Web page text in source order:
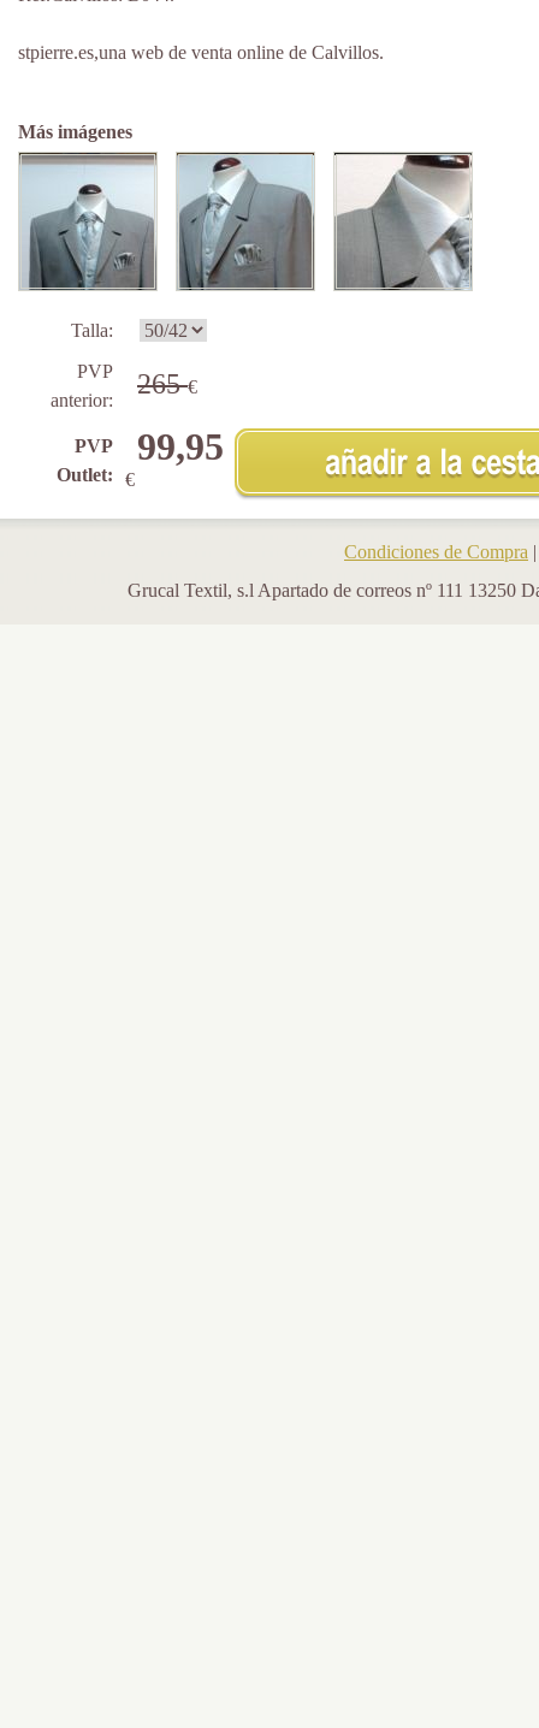
stpierre.es,una web de venta online de Calvillos.
Más imágenes
Talla:
PVP
anterior:
265 €
PVP
Outlet:
99,95
€
Condiciones de Compra
Grucal Textil, s.l Apartado de correos nº 111 13250